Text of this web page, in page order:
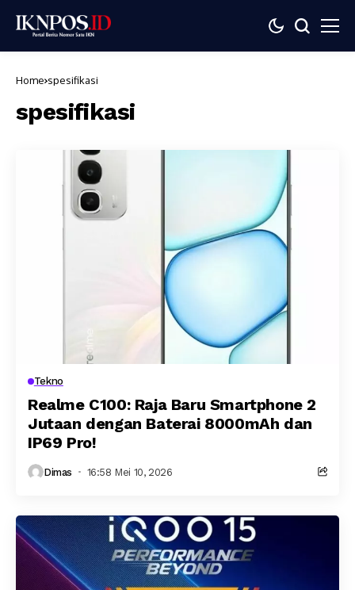
Home spesifikasi
spesifikasi
Tekno
Realme C100: Raja Baru Smartphone 2
Jutaan dengan Baterai 8000mAh dan
IP69 Pro!
Dimas 16:58 Mei 10, 2026